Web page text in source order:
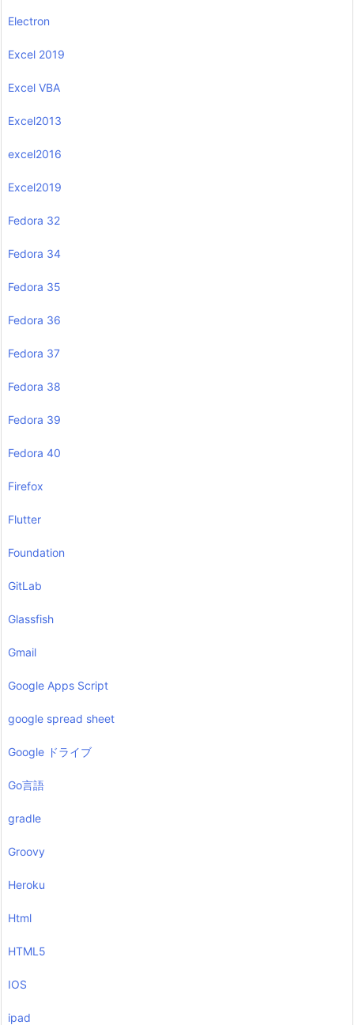
Electron
Excel 2019
Excel VBA
Excel2013
excel2016
Excel2019
Fedora 32
Fedora 34
Fedora 35
Fedora 36
Fedora 37
Fedora 38
Fedora 39
Fedora 40
Firefox
Flutter
Foundation
GitLab
Glassfish
Gmail
Google Apps Script
google spread sheet
Google ドライブ
Go言語
gradle
Groovy
Heroku
Html
HTML5
IOS
ipad